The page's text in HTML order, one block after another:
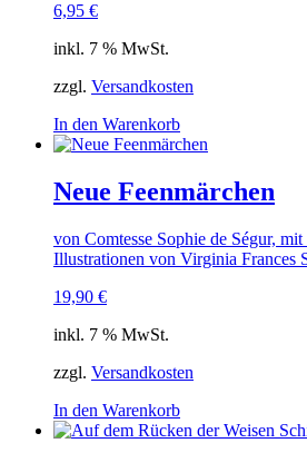
6,95 €
inkl. 7 % MwSt.
zzgl. Versandkosten
In den Warenkorb
Neue Feenmärchen
von Comtesse Sophie de Ségur,
Illustrationen von Virginia Frances
19,90 €
inkl. 7 % MwSt.
zzgl. Versandkosten
In den Warenkorb